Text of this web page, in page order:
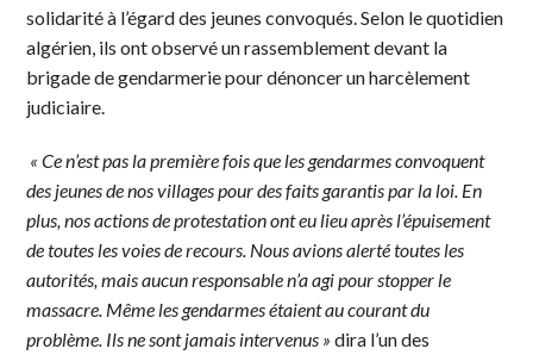
solidarité à l’égard des jeunes convoqués. Selon le quotidien
algérien, ils ont observé un rassemblement devant la
brigade de gendarmerie pour dénoncer un harcèlement
judiciaire.
« Ce n’est pas la première fois que les gendarmes convoquent
des jeunes de nos villages pour des faits garantis par la loi. En
plus, nos actions de protestation ont eu lieu après l’épuisement
de toutes les voies de recours. Nous avions alerté toutes les
autorités, mais aucun responsable n’a agi pour stopper le
massacre. Même les gendarmes étaient au courant du
problème. Ils ne sont jamais intervenus » dira l’un des